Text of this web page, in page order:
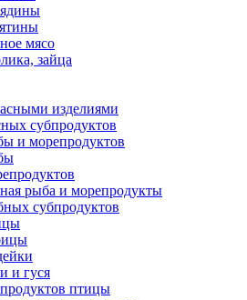
мясо
зайца
изделиями
субпродуктов
и морепродуктов
рыба и морепродукты
субпродуктов
и гуся
птицы